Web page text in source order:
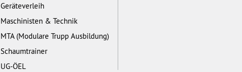
Geräteverleih
Maschinisten & Technik
MTA (Modulare Trupp Ausbildung)
Schaumtrainer
UG-ÖEL